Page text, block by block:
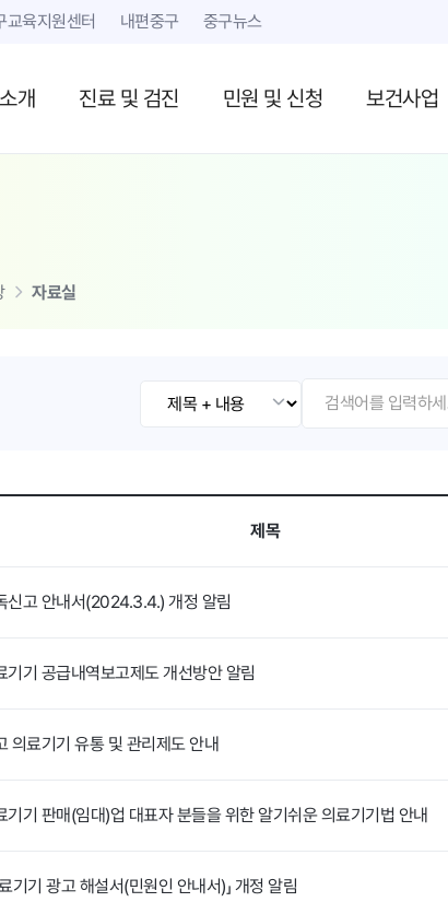
본문 내용 바로가기
교육지원센터 내편중구 중구뉴스
개 진료 및 검진 민원 및 신청 보건사업
자료실
제목
신고 안내서(2024.3.4.) 개정 알림
기기 공급내역보고제도 개선방안 알림
의료기기 유통 및 관리제도 안내
기기 판매(임대)업 대표자 분들을 위한 알기쉬운 의료기기법 안내
료기기 광고 해설서(민원인 안내서)」 개정 알림